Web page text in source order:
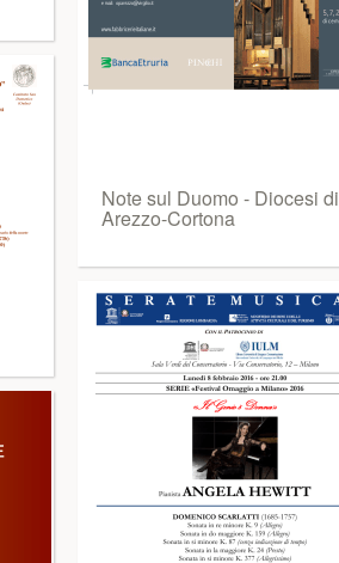
Note sul Duomo - Diocesi di
Arezzo-Cortona